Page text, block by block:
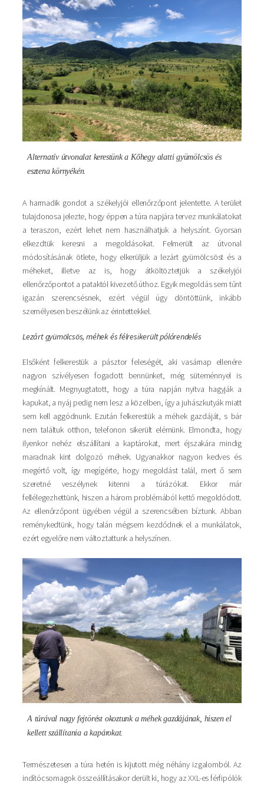
Alternatív útvonalat kerestünk a Kőhegy alatti gyümölcsös és
esztena környékén.
A harmadik gondot a székelyjói ellenőrzőpont jelentette. A terület
tulajdonosa jelezte, hogy éppen a túra napjára tervez munkálatokat
a teraszon, ezért lehet nem használhatjuk a helyszínt. Gyorsan
elkezdtük keresni a megoldásokat. Felmerült az útvonal
módosításának ötlete, hogy elkerüljük a lezárt gyümölcsöst és a
méheket, illetve az is, hogy átköltöztetjük a székelyjói
ellenőrzőpontot a pataktól kivezető úthoz. Egyik megoldás sem tűnt
igazán szerencsésnek, ezért végül úgy döntöttünk, inkább
személyesen beszélünk az érintettekkel.
Lezárt gyümölcsös, méhek és félresikerült pólórendelés
Elsőként felkerestük a pásztor feleségét, aki vasárnap ellenére
nagyon szívélyesen fogadott bennünket, még süteménnyel is
megkínált. Megnyugtatott, hogy a túra napján nyitva hagyják a
kapukat, a nyáj pedig nem lesz a közelben, így a juhászkutyák miatt
sem kell aggódnunk. Ezután felkerestük a méhek gazdáját, s bár
nem találtuk otthon, telefonon sikerült elérnünk. Elmondta, hogy
ilyenkor nehéz elszállítani a kaptárokat, mert éjszakára mindig
maradnak kint dolgozó méhek. Ugyanakkor nagyon kedves és
megértő volt, így megígérte, hogy megoldást talál, mert ő sem
szeretné veszélynek kitenni a túrázókat. Ekkor már
fellélegezhettünk, hiszen a három problémából kettő megoldódott.
Az ellenőrzőpont ügyében végül a szerencsében bíztunk. Abban
reménykedtünk, hogy talán mégsem kezdődnek el a munkálatok,
ezért egyelőre nem változtattunk a helyszínen.
Kép
A túrával nagy fejtörést okoztunk a méhek gazdájának, hiszen el
kellett szállítania a kapárokat.
Természetesen a túra hetén is kijutott még néhány izgalomból. Az
indítócsomagok összeállításakor derült ki, hogy az XXL-es férfipólók